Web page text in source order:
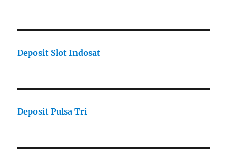
Deposit Slot Indosat
Deposit Pulsa Tri